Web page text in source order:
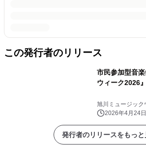
この発行者のリリース
市民参加型音
ウィーク2026
旭川ミュージッ
2026年4月24
発行者のリリースをもっと